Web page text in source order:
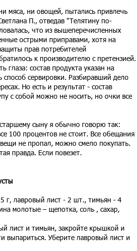
мяса, ни овощей, пытались привлечь
П., отведав "Телятину по-
что из вышеперечисленных
острыми приправами, хотя на
прав потребителей
к производителю с претензией.
состав продукта указан на
сервировки. Разбиравший дело
Но есть и результат - состав
с собой можно не носить, но очки все
сыну я обычно говорю так:
100 процентов не стоит. Все обещания
не пропал, можно смело покупать.
правда. Если повезет.
г, лавровый лист - 2 шт., тимьян - 4
молотые – щепотка, соль , сахар,
лист и тимьян, закройте крышкой и
выпариться. Уберите лавровый лист и